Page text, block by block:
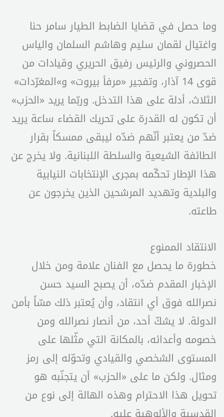
وما حصل في قضايا الضابط الطيار سامر حنا
واغتيال لقمان سليم وهاشم السلمان والياس
الحصروني والرئيس رفيق الحريري وقيادات من
قوى 14 آذار، وتفجير «مرفأ بيروت» و»المغرّدات»
الثلاث، أدلة على هذا التدخل. وربّما يريد «الحزب»
أن تكون له القدرة على تحريك القضاء ساعة يريد
ضدّ من يعتبر أنّهم ضدّه ليبقى ممسكاً بقرار
الطائفة الشيعية والسلطة اللبنانية. ولا يخرج عن
هذا الإطار تحكّمه بمجرى الإنتخابات النيابية
والبلدية وتهديد المرشحين الذين يخرجون عن
طاعته.
الانتقاد الممنوع
خطورة ما يحصل مع الفنان علامة ومن خلال
الإخبار المقدم ضدّه، أن يصبح السيد حسن
نصرالله فوق أي انتقاد، وأن يُعتبر ذلك مسّاً بأمن
الدولة. لا يشكّ أحد، من أنصار نصرالله ومن
خصومه وأعدائه، بالمكانة التي مثّلها على
المستوى الشخصي والقيادي وتحوّله إلى رمز
ومثال. ولكن ما على «الحزب» أن يتجنّبه هو
تحويل هذا الاحترام وهذه الهالة إلى نوع من